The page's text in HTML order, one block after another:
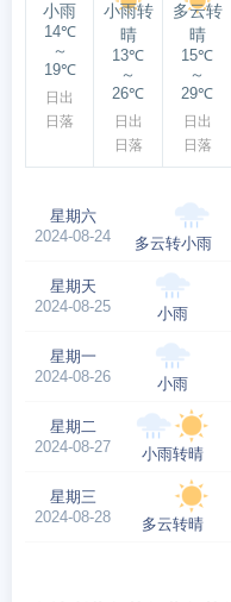
小雨
14℃
～
19℃
日出
日落
小雨转
晴
13℃
～
26℃
日出
日落
多云转
晴
15℃
～
29℃
日出
日落
星期六
2024-08-24
多云转小雨
星期天
2024-08-25
小雨
星期一
2024-08-26
小雨
星期二
2024-08-27
小雨转晴
星期三
2024-08-28
多云转晴